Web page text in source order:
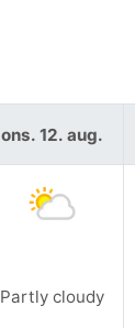
ons. 12. aug.
Partly cloudy